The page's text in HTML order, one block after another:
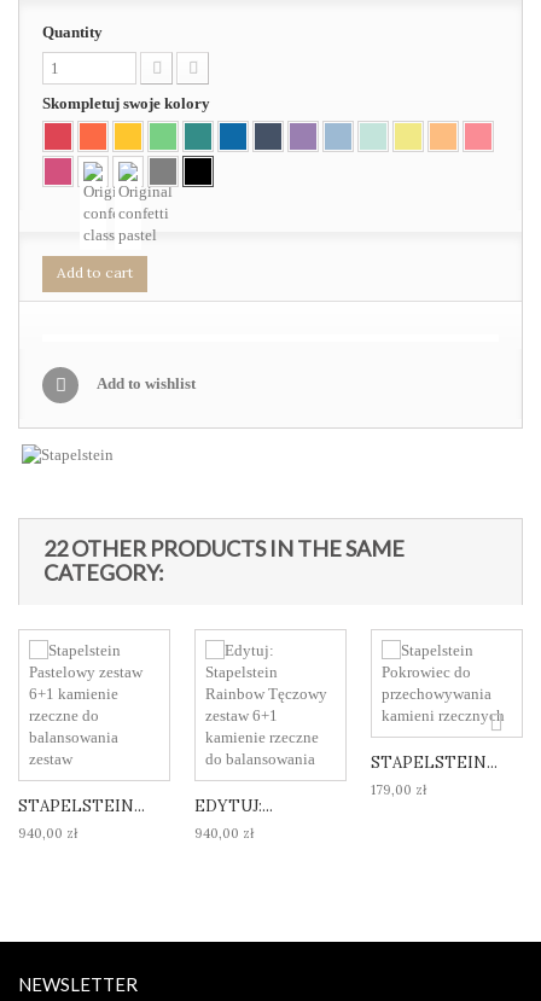
Quantity
Skompletuj swoje kolory
Add to cart
Add to wishlist
22 OTHER PRODUCTS IN THE SAME
CATEGORY:
STAPELSTEIN...
940,00 zł
EDYTUJ:...
940,00 zł
STAPELSTEIN...
179,00 zł
NEWSLETTER